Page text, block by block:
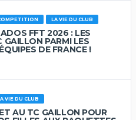
LA VIE DU CLUB
FFT 2026 : LES
GAILLON PARMI LES
DE FRANCE !
VIE DU CLUB
AU TC GAILLON POUR